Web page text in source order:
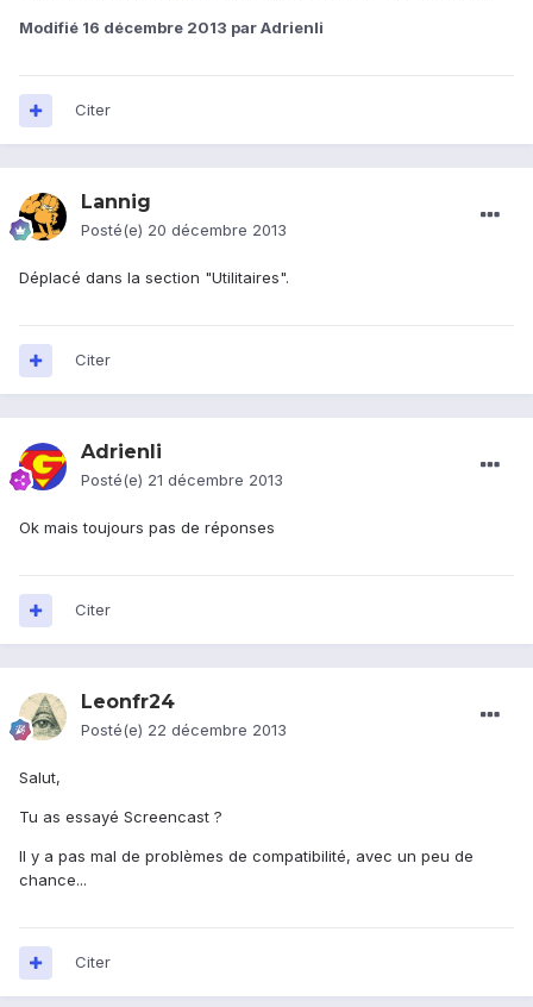
Modifié 16 décembre 2013 par Adrienli
Citer
Lannig
Posté(e) 20 décembre 2013
Déplacé dans la section "Utilitaires".
Citer
Adrienli
Posté(e) 21 décembre 2013
Ok mais toujours pas de réponses
Citer
Leonfr24
Posté(e) 22 décembre 2013
Salut,
Tu as essayé Screencast ?
Il y a pas mal de problèmes de compatibilité, avec un peu de
chance...
Citer